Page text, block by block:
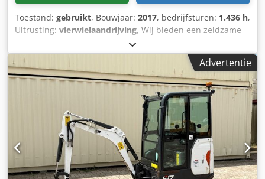
Toestand: gebruikt, Bouwjaar: 2017, bedrijfsturen: 1.436 h,
Uitrusting: vierwielaandrijving, Wij bieden een zeldzame
E85 aan, deze is niet eerder verhuurd en komt uit een
klein bouwbedrijf. De machine is voorzien van
airconditioning. * VERSTELLAUSLEGER met KLEM/GRIJPARM
* Hydraulische graafbak, optioneel leverbaar, op voorraad
tegen een redelijke meerprijs * Afkomstig uit een klein
bouwbedrijf * Duitse uitvoering * Slechts 1350
bedrijfsuren * Rubberen rupsbanden * Grote inspectie in
2025 bij BOBCAT * 44 kW dieselmotor, fabrikant Yanmar *
Leidingwerk voor extra aanbouwgereedschap Dcodezr
Avvopfx Agusk * Snelwisselsysteem * Extra werklampen *
Zeer goed onderhouden staat ----Wij zijn een erkende
Advertentie